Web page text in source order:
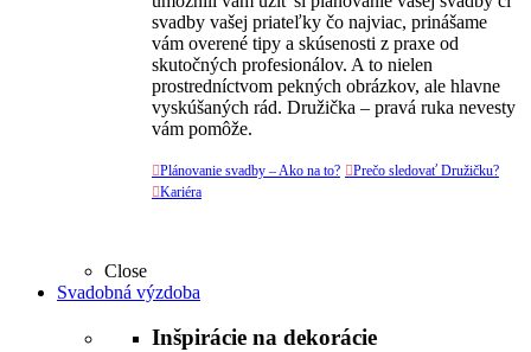
svadby vašej priateľky čo najviac, prinášame
vám overené tipy a skúsenosti z praxe od
skutočných profesionálov. A to nielen
prostredníctvom pekných obrázkov, ale hlavne
vyskúšaných rád. Družička – pravá ruka nevesty
vám pomôže.
Plánovanie svadby – Ako na to? Prečo sledovať Družičku?
Kariéra
Close
Svadobná výzdoba
Inšpirácie na dekorácie